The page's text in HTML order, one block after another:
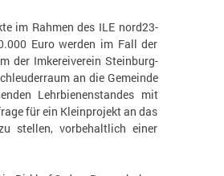
im Rahmen des ILE nord23-
Euro werden im Fall der
der Imkereiverein Steinburg-
an die Gemeinde
Lehrbienenstandes mit
für ein Kleinprojekt an das
stellen, vorbehaltlich einer